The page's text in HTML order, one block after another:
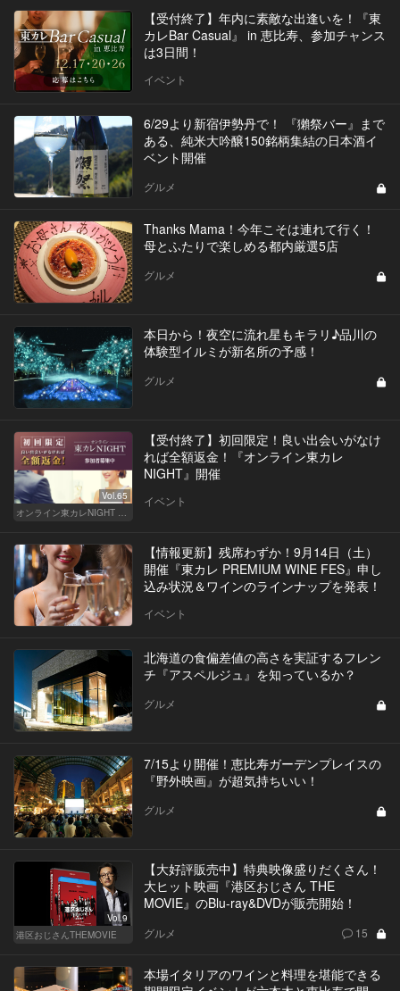
【受付終了】年内に素敵な出逢いを！『東
カレBar Casual』 in 恵比寿、参加チャンス
は3日間！
イベント
6/29より新宿伊勢丹で！ 『獺祭バー』まで
ある、純米大吟醸150銘柄集結の日本酒イ
ベント開催
グルメ
Thanks Mama！今年こそは連れて行く！
母とふたりで楽しめる都内厳選5店
グルメ
本日から！夜空に流れ星もキラリ♪品川の
体験型イルミが新名所の予感！
グルメ
Vol.65
オンライン東カレNIGHT イベント募集
【受付終了】初回限定！良い出会いがなけ
れば全額返金！『オンライン東カレ
NIGHT』開催
イベント
【情報更新】残席わずか！9月14日（土）
開催『東カレ PREMIUM WINE FES』申し
込み状況＆ワインのラインナップを発表！
イベント
北海道の食偏差値の高さを実証するフレン
チ『アスペルジュ』を知っているか？
グルメ
7/15より開催！恵比寿ガーデンプレイスの
『野外映画』が超気持ちいい！
グルメ
Vol.9
港区おじさんTHEMOVIE
【大好評販売中】特典映像盛りだくさん！
大ヒット映画『港区おじさん THE
MOVIE』のBlu-ray&DVDが販売開始！
グルメ 15
本場イタリアのワインと料理を堪能できる